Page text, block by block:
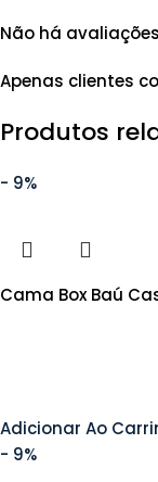
Não há
Apenas clientes
Produtos
- 9%
Cama Box Baú
Adicionar Ao
- 9%